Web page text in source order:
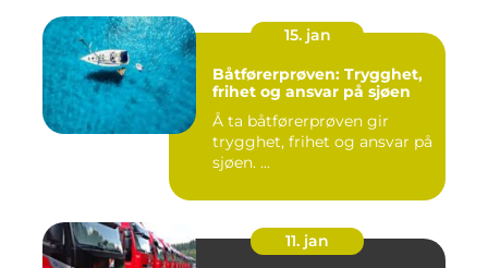
15. jan
Båtførerprøven: Trygghet,
frihet og ansvar på sjøen
Å ta båtførerprøven gir
trygghet, frihet og ansvar på
sjøen. ...
11. jan